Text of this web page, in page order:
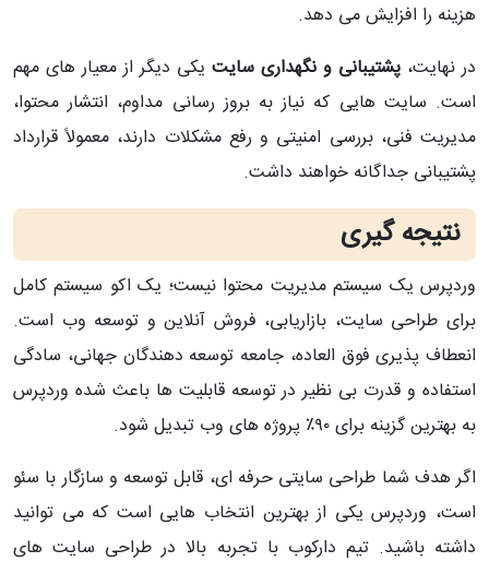
هزینه را افزایش می‌ دهد.
در نهایت، پشتیبانی و نگهداری سایت یکی دیگر از معیار های مهم
است. سایت‌ هایی که نیاز به بروز رسانی مداوم، انتشار محتوا،
مدیریت فنی، بررسی امنیتی و رفع مشکلات دارند، معمولاً قرارداد
پشتیبانی جداگانه خواهند داشت.
نتیجه‌ گیری
وردپرس یک سیستم مدیریت محتوا نیست؛ یک اکو سیستم کامل
برای طراحی سایت، بازاریابی، فروش آنلاین و توسعه وب است.
انعطاف‌ پذیری فوق‌ العاده، جامعه توسعه‌ دهندگان جهانی، سادگی
استفاده و قدرت بی‌ نظیر در توسعه قابلیت‌ ها باعث شده وردپرس
به بهترین گزینه برای ۹۰٪ پروژه‌ های وب تبدیل شود.
اگر هدف شما طراحی سایتی حرفه‌ ای، قابل توسعه و سازگار با سئو
است، وردپرس یکی از بهترین انتخاب‌ هایی است که می‌ توانید
داشته باشید. تیم دارکوب با تجربه بالا در طراحی سایت‌ های